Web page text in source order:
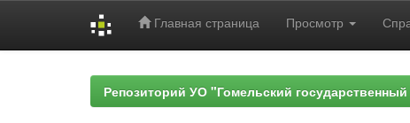
Главная страница Просмотр
Репозиторий УО "Гомельский